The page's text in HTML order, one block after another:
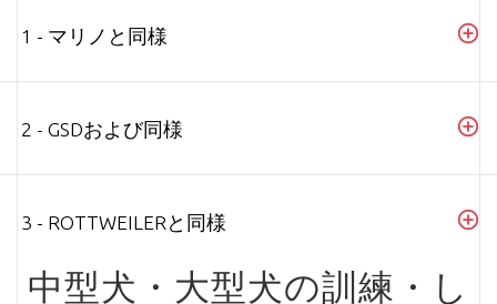
1 - マリノと同様
2 - GSDおよび同様
3 - ROTTWEILERと同様
中型犬・大型犬の訓練・し